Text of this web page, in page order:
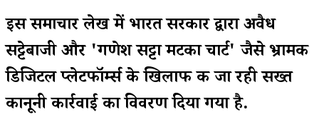
इस समाचार लेख में भारत सरकार द्वारा अवैध
सट्टेबाजी और 'गणेश सट्टा मटका चार्ट' जैसे भ्रामक
डिजिटल प्लेटफॉर्म्स के खिलाफ की जा रही सख्त
कानूनी कार्रवाई का विवरण दिया गया है.